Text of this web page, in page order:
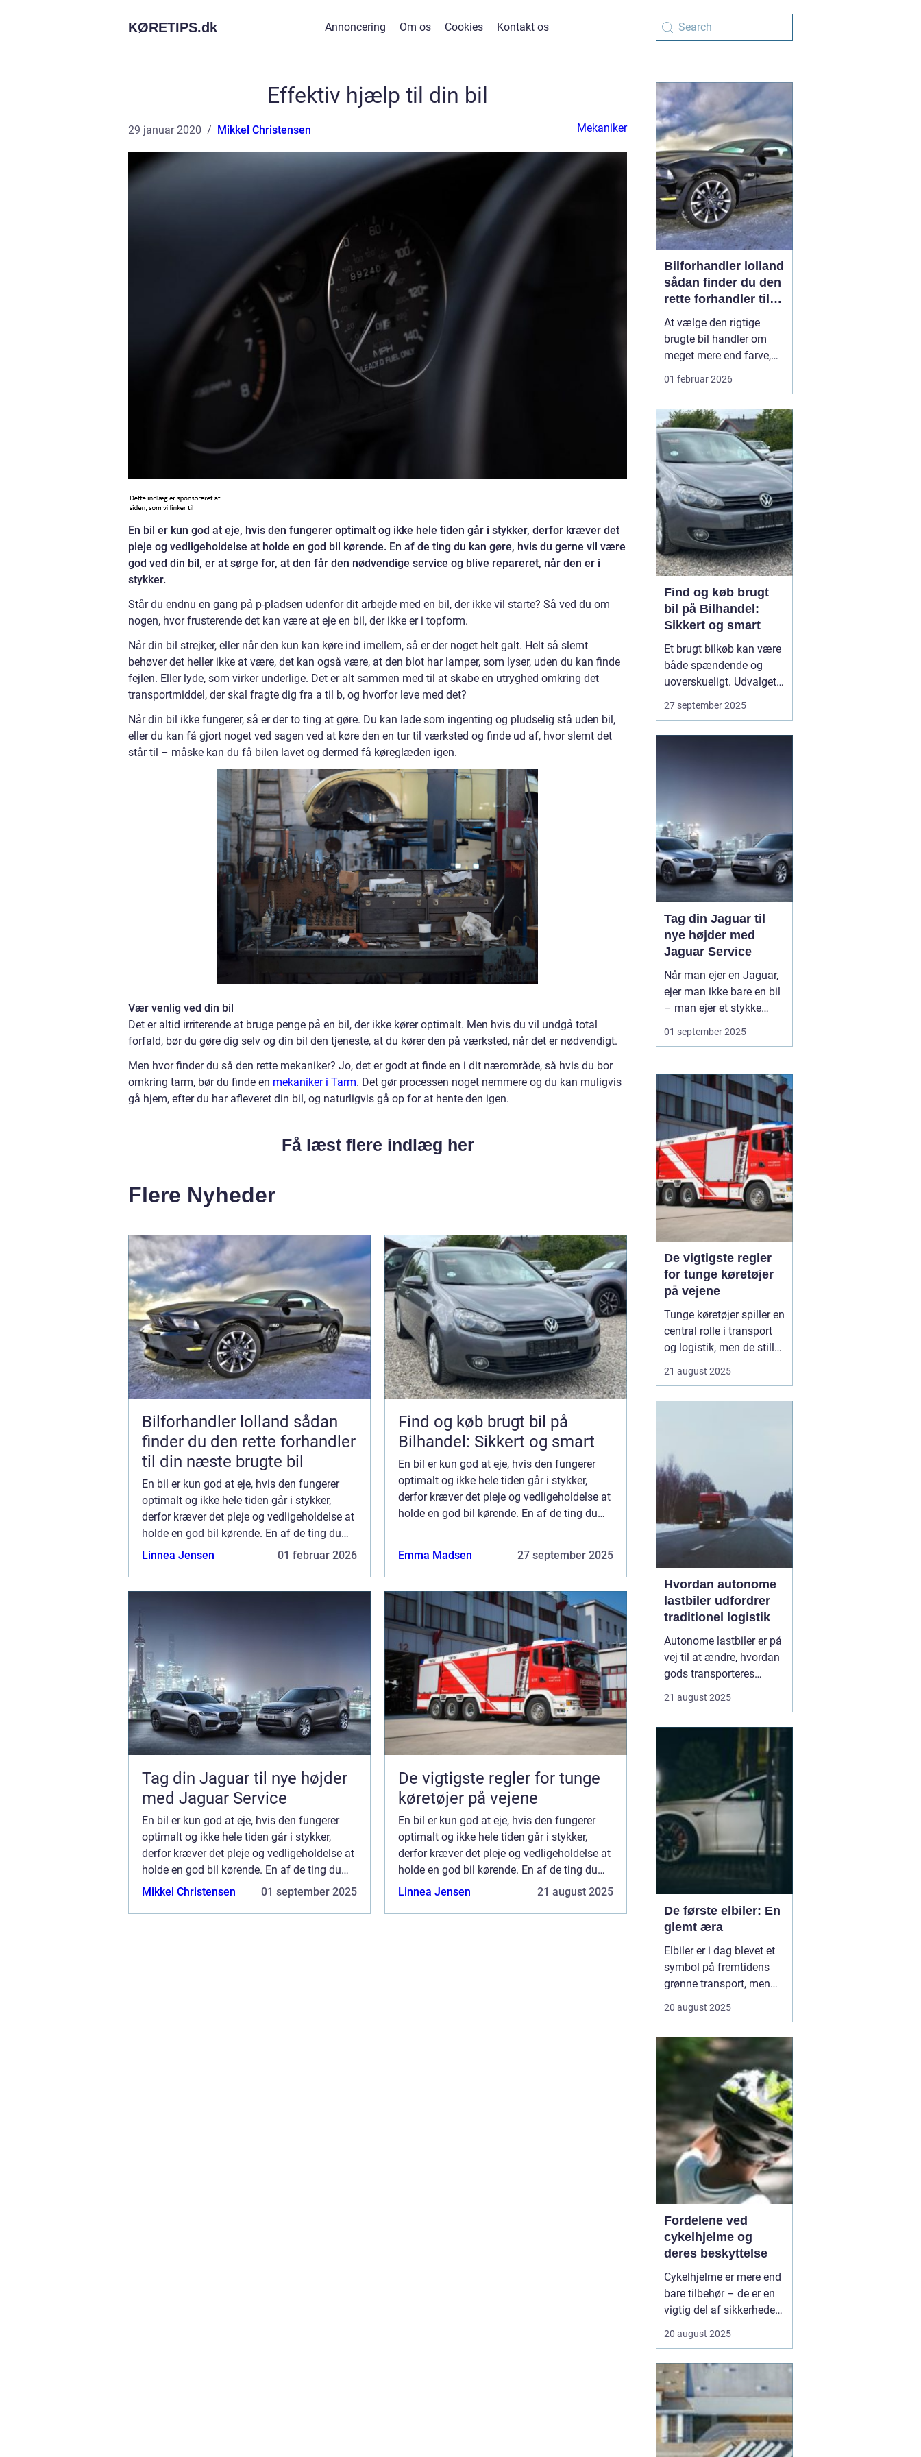
KØRETIPS.dk Annoncering Om os Cookies Kontakt os
Effektiv hjælp til din bil
29 januar 2020 Mikkel Christensen Mekaniker
En bil er kun god at eje, hvis den fungerer optimalt og ikke hele tiden går i stykker, derfor kræver det
pleje og vedligeholdelse at holde en god bil kørende. En af de ting du kan gøre, hvis du gerne vil være
god ved din bil, er at sørge for, at den får den nødvendige service og blive repareret, når den er i
stykker.
Står du endnu en gang på p-pladsen udenfor dit arbejde med en bil, der ikke vil starte? Så ved du om
nogen, hvor frusterende det kan være at eje en bil, der ikke er i topform.
Når din bil strejker, eller når den kun kan køre ind imellem, så er der noget helt galt. Helt så slemt
behøver det heller ikke at være, det kan også være, at den blot har lamper, som lyser, uden du kan finde
fejlen. Eller lyde, som virker underlige. Det er alt sammen med til at skabe en utryghed omkring det
transportmiddel, der skal fragte dig fra a til b, og hvorfor leve med det?
Når din bil ikke fungerer, så er der to ting at gøre. Du kan lade som ingenting og pludselig stå uden bil,
eller du kan få gjort noget ved sagen ved at køre den en tur til værksted og finde ud af, hvor slemt det
står til – måske kan du få bilen lavet og dermed få køreglæden igen.
Vær venlig ved din bil
Det er altid irriterende at bruge penge på en bil, der ikke kører optimalt. Men hvis du vil undgå total
forfald, bør du gøre dig selv og din bil den tjeneste, at du kører den på værksted, når det er nødvendigt.
Men hvor finder du så den rette mekaniker? Jo, det er godt at finde en i dit nærområde, så hvis du bor
omkring tarm, bør du finde en mekaniker i Tarm. Det gør processen noget nemmere og du kan muligvis
gå hjem, efter du har afleveret din bil, og naturligvis gå op for at hente den igen.
Få læst flere indlæg her
Flere Nyheder
Bilforhandler lolland sådan
finder du den rette forhandler
til din næste brugte bil
En bil er kun god at eje, hvis den fungerer
optimalt og ikke hele tiden går i stykker,
derfor kræver det pleje og vedligeholdelse at
holde en god bil kørende. En af de ting du
kan gøre, hvis du gerne vil være god ved din
Linnea Jensen 01 februar 2026
Find og køb brugt bil på
Bilhandel: Sikkert og smart
En bil er kun god at eje, hvis den fungerer
optimalt og ikke hele tiden går i stykker,
derfor kræver det pleje og vedligeholdelse at
holde en god bil kørende. En af de ting du
Emma Madsen 27 september 2025
Tag din Jaguar til nye højder
med Jaguar Service
En bil er kun god at eje, hvis den fungerer
optimalt og ikke hele tiden går i stykker,
derfor kræver det pleje og vedligeholdelse at
holde en god bil kørende. En af de ting du
kan gøre, hvis du gerne vil være god ved din
Mikkel Christensen 01 september 2025
De vigtigste regler for tunge
køretøjer på vejene
En bil er kun god at eje, hvis den fungerer
optimalt og ikke hele tiden går i stykker,
derfor kræver det pleje og vedligeholdelse at
holde en god bil kørende. En af de ting du
kan gøre, hvis du gerne vil være god ved din
Linnea Jensen 21 august 2025
Bilforhandler lolland
sådan finder du den
rette forhandler til
din næste brugte bil
At vælge den rigtige
brugte bil handler om
meget mere end farve,
mærke og pris. For
bilforhandler mindst lige
så vigtigt som selve
bilen. En god forhandler
kan gøre forskellen
mellem et trygt bilkøb og
en dyr fe...
01 februar 2026
Find og køb brugt
bil på Bilhandel:
Sikkert og smart
Et brugt bilkøb kan være
både spændende og
uoverskueligt. Udvalget
er stort, modellerne
mange, og priserne
27 september 2025
Tag din Jaguar til
nye højder med
Jaguar Service
Når man ejer en Jaguar,
ejer man ikke bare en bil
– man ejer et stykke
britisk bilhistorie, hvor
elegance, ydeevne og
hånd. For at bevare
bilens unikke karakter og
sikre mange års køre...
01 september 2025
De vigtigste regler
for tunge køretøjer
på vejene
Tunge køretøjer spiller en
central rolle i transport
og logistik, men de stiller
sikkerhed og ansvar på
21 august 2025
Hvordan autonome
lastbiler udfordrer
traditionel logistik
Autonome lastbiler er på
vej til at ændre, hvordan
gods transporteres
med avancerede
kunstig intelligens kan
disse køretøjer navigere
lange strækninger uden
menneskelig fø...
21 august 2025
De første elbiler: En
glemt æra
Elbiler er i dag blevet et
symbol på fremtidens
grønne transport, men
køretøjer går langt
slutningen af 1800-tallet
og begyndelsen af 1900-
tallet eksperimenterede
opfindere ...
20 august 2025
Fordelene ved
cykelhjelme og
deres beskyttelse
Cykelhjelme er mere end
bare tilbehør – de er en
vigtig del af sikkerheden
år sker der tusindvis af
af dem kunne have fået
mindre alvorlige
konsekvenser med
korrekt beskyttel...
20 august 2025